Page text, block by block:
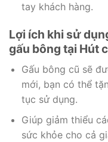
tay khách hàng.
Lợi ích khi sử
gấu bông tại Hút
Gấu bông cũ sẽ
mới, bạn có thể
tục sử dụng.
Giúp giảm thiểu
sức khỏe cho cả